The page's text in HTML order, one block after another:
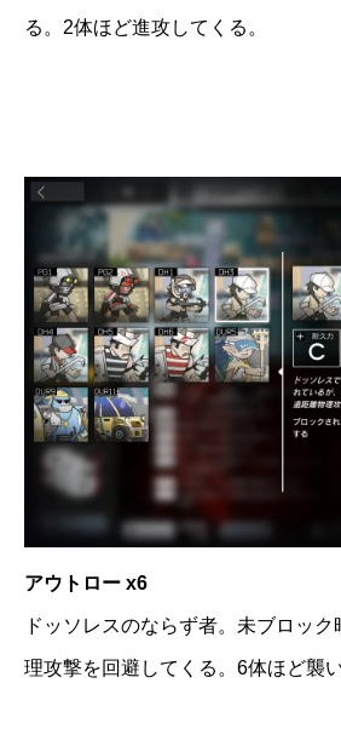
る。2体ほど進攻してくる。
アウトロー x6
ドッソレスのならず者。未ブロッ
理攻撃を回避してくる。6体ほど襲